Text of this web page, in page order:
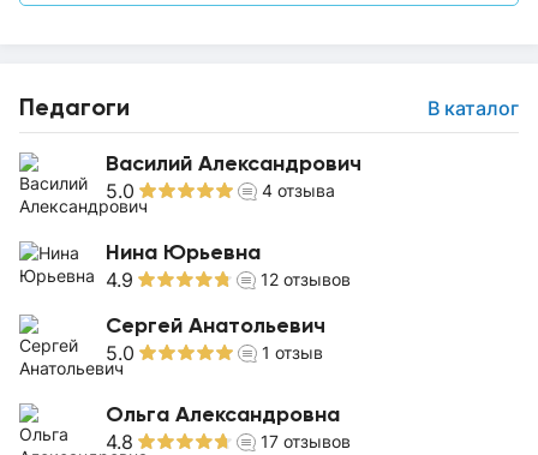
Педагоги В каталог
Василий Александрович
5.0 4 отзыва
Нина Юрьевна
4.9 12 отзывов
Сергей Анатольевич
5.0 1 отзыв
Ольга Александровна
4.8 17 отзывов